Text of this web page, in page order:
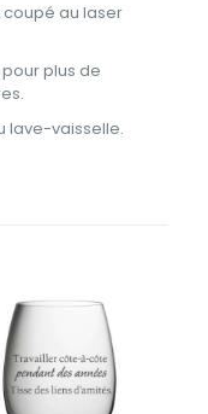
coupé au laser
plus de
lave-vaisselle.